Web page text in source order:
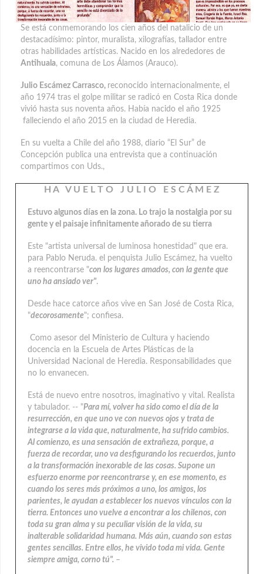
Se está conmemorando los cien años del natalicio de un
destacadísimo: pintor, muralista, xilografías, tallador entre
otras habilidades artísticas. Nacido en los alrededores de
Antihuala, comuna de Los Álamos (Arauco).
Julio Escámez Carrasco, reconocido internacionalmente, el
año 1974 tras el golpe militar se radicó en Costa Rica donde
vivió hasta sus noventa años. Había nacido el año 1925
falleciendo el año 2015 en la ciudad de Heredia.
En su vuelta a Chile del año 1988, diario “El Sur” de
Concepción publica una entrevista que a continuación
compartimos con Uds.,
H A V U E L T O J U L I O E S C Á M E Z
Estuvo algunos días en la zona. Lo trajo la nostalgia por su
gente y el paisaje infinitamente añorado de su tierra
Este "artista universal de luminosa honestidad" que era.
para Pablo Neruda. el penquista Julio Escámez, ha vuelto
a reencontrarse "con los lugares amados, con la gente que
uno ha ansiado ver".
Desde hace catorce años vive en San José de Costa Rica,
"decorosamente"; confiesa.
Como asesor del Ministerio de Cultura y haciendo
docencia en la Escuela de Artes Plásticas de la
Universidad Nacional de Heredia. Responsabilidades que
no lo envanecen.
Está de nuevo entre nosotros, imaginativo y vital. Realista
y tabulador. -- "Para mí, volver ha sido como el día de la
resurrección, en que uno ve con nuevos ojos y trata de
integrarse a la vida que, naturalmente, ha sufrido cambios.
Al comienzo, es una sensación de extrañeza, porque, a
fuerza de recordar, uno va desfigurando los recuerdos, junto
a la transformación inexorable de las cosas. Supone un
esfuerzo enorme por reencontrarse y, en ese momento, es
cuando los seres más próximos a uno, los amigos, los
parientes, le ayudan a establecer los nuevos vínculos con la
tierra. Entonces uno vuelve a encontrar a los chilenos, con
toda su gran alma y su peculiar visión de la vida, su
inalterable solidaridad humana. Más aún, cuando son estas
gentes sencillas. Entre ellos, he vivido toda mi vida. Gente
siempre amiga, corno tú". –